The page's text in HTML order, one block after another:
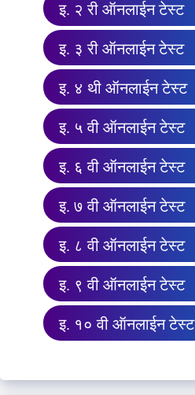
इ. २ री ऑनलाईन टेस्ट
इ. ३ री ऑनलाईन टेस्ट
इ. ४ थी ऑनलाईन टेस्ट
इ. ५ वी ऑनलाईन टेस्ट
इ. ६ वी ऑनलाईन टेस्ट
इ. ७ वी ऑनलाईन टेस्ट
इ. ८ वी ऑनलाईन टेस्ट
इ. ९ वी ऑनलाईन टेस्ट
इ. १० वी ऑनलाईन टेस्ट